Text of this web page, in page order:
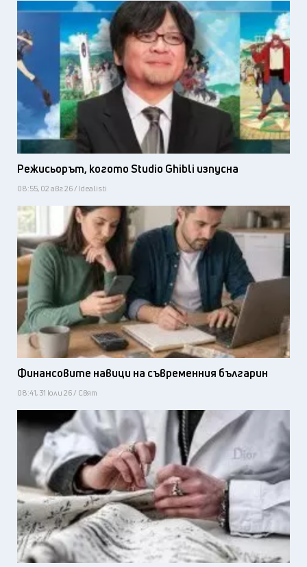
Режисьорът, когото Studio Ghibli изпусна
08:55, 02 авг 26 / Idealisti
Финансовите навици на съвременния българин
08:41, 31 юли 26 / Свят